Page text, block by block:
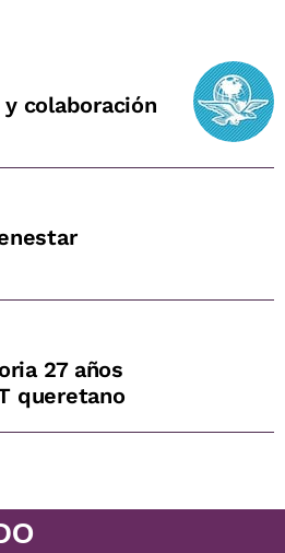
colaboración
27 años
queretano